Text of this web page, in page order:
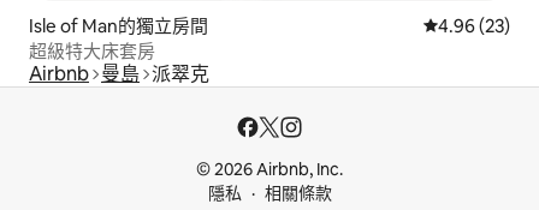
Isle of Man的獨立房間 從 23 則評價
4.96 (23)
超級特大床套房
Airbnb 曼島 派翠克
© 2026 Airbnb, Inc.
隱私
相關條款